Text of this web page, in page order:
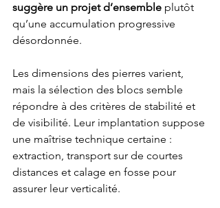
suggère un projet d’ensemble plutôt
qu’une accumulation progressive
désordonnée.
Les dimensions des pierres varient,
mais la sélection des blocs semble
répondre à des critères de stabilité et
de visibilité. Leur implantation suppose
une maîtrise technique certaine :
extraction, transport sur de courtes
distances et calage en fosse pour
assurer leur verticalité.